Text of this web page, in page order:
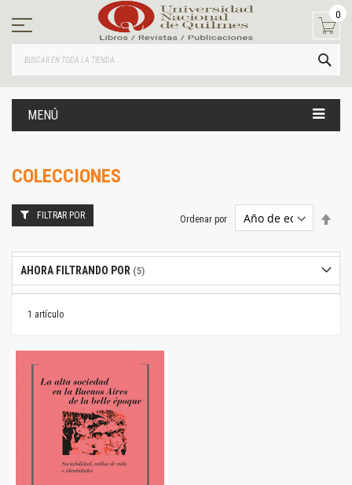
contenido
0
MENÚ
COLECCIONES
1 artículo
Ordenar por
FILTRAR POR
AHORA FILTRANDO POR